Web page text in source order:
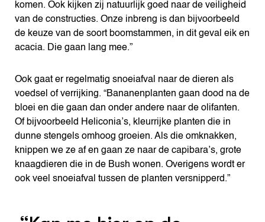
komen. Ook kijken zij natuurlijk goed naar de veiligheid
van de constructies. Onze inbreng is dan bijvoorbeeld
de keuze van de soort boomstammen, in dit geval eik en
acacia. Die gaan lang mee.”
Ook gaat er regelmatig snoeiafval naar de dieren als
voedsel of verrijking. “Bananenplanten gaan dood na de
bloei en die gaan dan onder andere naar de olifanten.
Of bijvoorbeeld Heliconia’s, kleurrijke planten die in
dunne stengels omhoog groeien. Als die omknakken,
knippen we ze af en gaan ze naar de capibara’s, grote
knaagdieren die in de Bush wonen. Overigens wordt er
ook veel snoeiafval tussen de planten versnipperd.”